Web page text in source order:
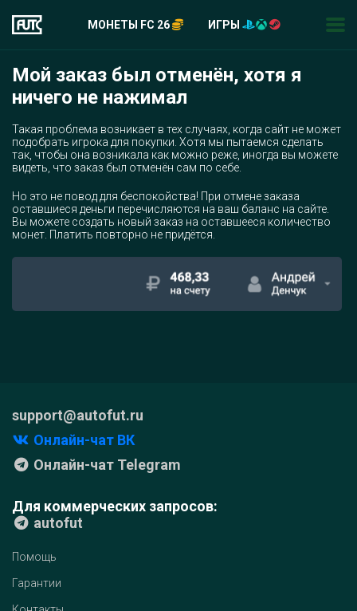
МОНЕТЫ FC 26 ИГРЫ
Мой заказ был отменён, хотя я
ничего не нажимал
Такая проблема возникает в тех случаях, когда сайт не может
подобрать игрока для покупки. Хотя мы пытаемся сделать
так, чтобы она возникала как можно реже, иногда вы можете
видеть, что заказ был отменён сам по себе.
Но это не повод для беспокойства! При отмене заказа
оставшиеся деньги перечисляются на ваш баланс на сайте.
Вы можете создать новый заказ на оставшееся количество
монет. Платить повторно не придётся.
support@autofut.ru
Онлайн-чат ВК
Онлайн-чат Telegram
Для коммерческих запросов:
autofut
Помощь
Гарантии